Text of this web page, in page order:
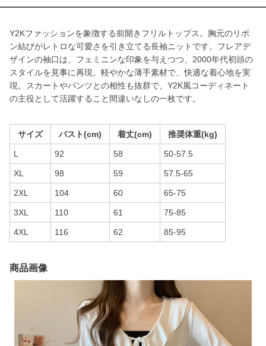
Y2Kファッションを象徴する前開きフリルトップス。胸元のリボ
ン結びがレトロな可愛さを引き立てる長袖ニットです。フレアデ
ザインの袖口は、フェミニンな印象を与えつつ、2000年代初頭の
スタイルを見事に再現。軽やかな薄手素材で、快適な着心地を実
現。スカートやパンツとの相性も抜群で、Y2K風コーディネート
の主役として活躍すること間違いなしの一枚です。
サイズ バスト(cm) 着丈(cm) 推奨体重(kg)
L 92 58 50-57.5
XL 98 59 57.5-65
2XL 104 60 65-75
3XL 110 61 75-85
4XL 116 62 85-95
商品画像